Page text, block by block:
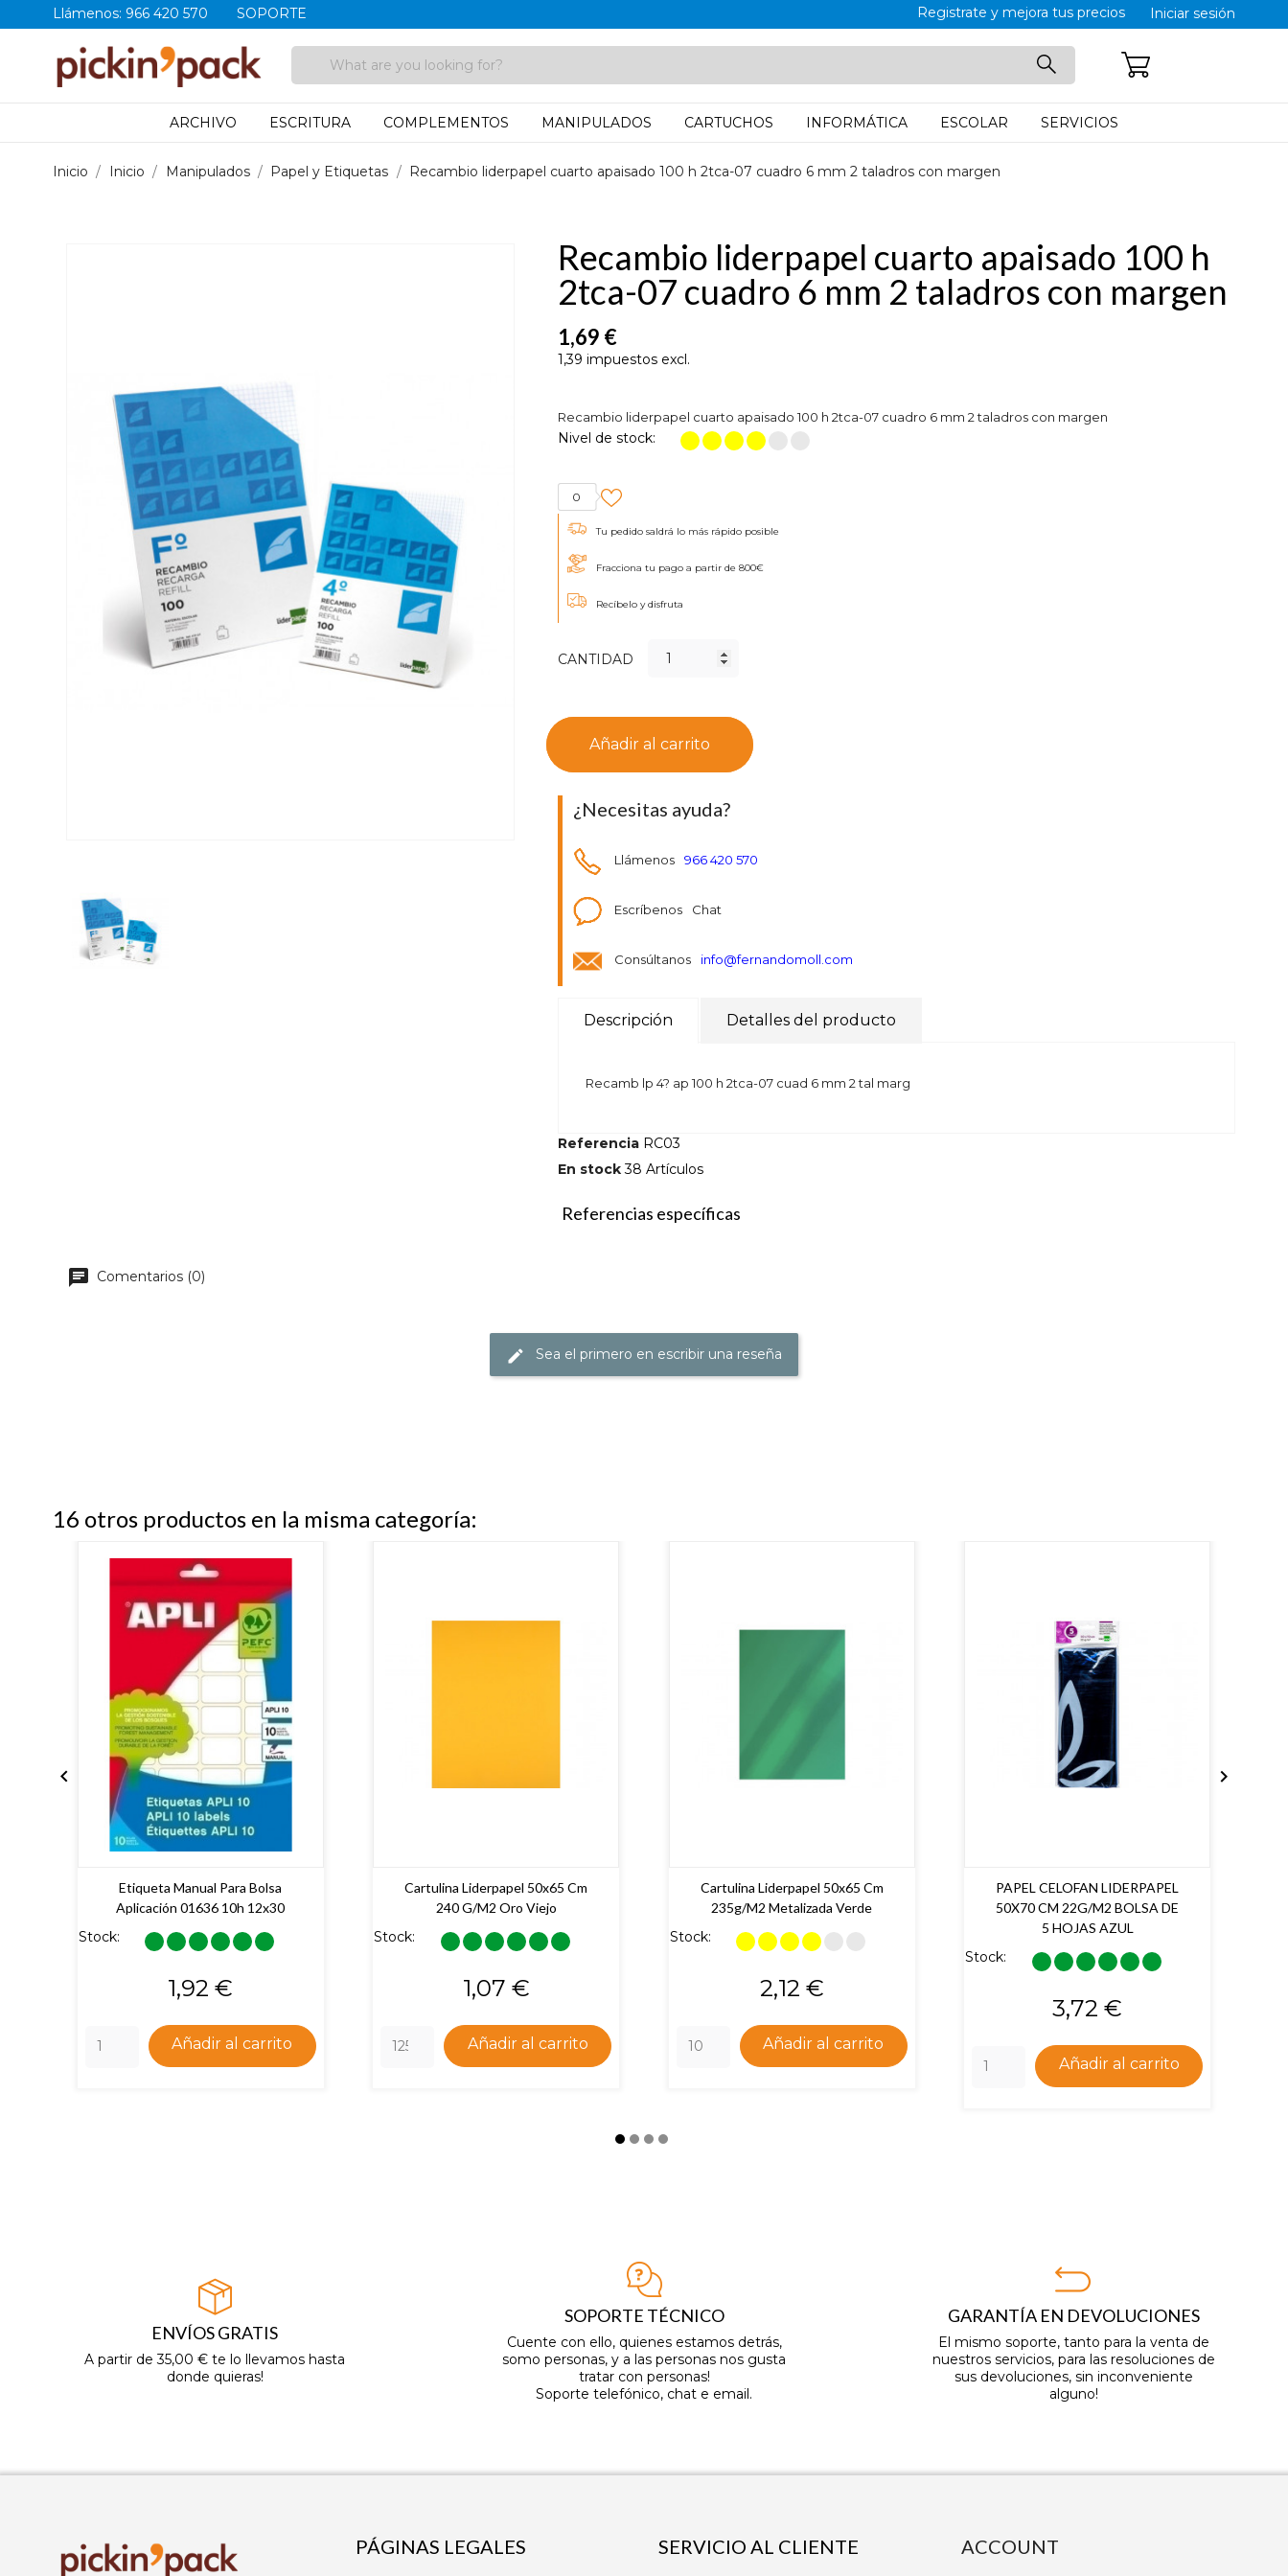
Llámenos: 966 420 570 SOPORTE Registrate y mejora tus precios Iniciar sesión
ARCHIVO ESCRITURA COMPLEMENTOS MANIPULADOS CARTUCHOS INFORMÁTICA ESCOLAR SERVICIOS
Inicio Inicio Manipulados Papel y Etiquetas Recambio liderpapel cuarto apaisado 100 h 2tca-07 cuadro 6 mm 2 taladros con margen
Recambio liderpapel cuarto apaisado 100 h
2tca-07 cuadro 6 mm 2 taladros con margen
1,69 €
1,39 impuestos excl.
Recambio liderpapel cuarto apaisado 100 h 2tca-07 cuadro 6 mm 2 taladros con margen
Nivel de stock:
0
Tu pedido saldrá lo más rápido posible
Fracciona tu pago a partir de 800€
Recíbelo y disfruta
CANTIDAD
Añadir al carrito
¿Necesitas ayuda?
Llámenos 966 420 570
Escríbenos Chat
Consúltanos info@fernandomoll.com
Descripción Detalles del producto
Recamb lp 4? ap 100 h 2tca-07 cuad 6 mm 2 tal marg
Referencia RC03
En stock 38 Artículos
Referencias específicas
Comentarios (0)
Sea el primero en escribir una reseña
16 otros productos en la misma categoría:
Etiqueta Manual Para Bolsa
Aplicación 01636 10h 12x30
Stock:
Precio
1,92 €
Añadir al carrito
Cartulina Liderpapel 50x65 Cm
240 G/m2 Oro Viejo
Stock:
Precio
1,07 €
Añadir al carrito
Cartulina Liderpapel 50x65 Cm
235g/m2 Metalizada Verde
Stock:
Precio
2,12 €
Añadir al carrito
PAPEL CELOFAN LIDERPAPEL
50X70 CM 22G/M2 BOLSA DE
5 HOJAS AZUL
Stock:
Precio
3,72 €
Añadir al carrito
 
ENVÍOS GRATIS
A partir de 35,00 € te lo llevamos hasta
donde quieras!
SOPORTE TÉCNICO
Cuente con ello, quienes estamos detrás,
somo personas, y a las personas nos gusta
tratar con personas!
Soporte telefónico, chat e email.
GARANTÍA EN DEVOLUCIONES
El mismo soporte, tanto para la venta de
nuestros servicios, para las resoluciones de
sus devoluciones, sin inconveniente
alguno!
PÁGINAS LEGALES SERVICIO AL CLIENTE ACCOUNT